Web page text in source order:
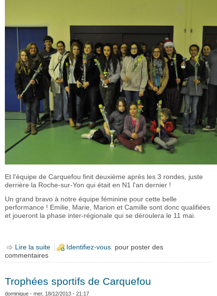
Et l'équipe de Carquefou finit deuxième après les 3 rondes, juste
derrière la Roche-sur-Yon qui était en N1 l'an dernier !
Un grand bravo à notre équipe féminine pour cette belle
performance ! Emilie, Marie, Marion et Camille sont donc qualifiées
et joueront la phase inter-régionale qui se déroulera le 11 mai.
Lire la suite de Phase régionale N2 féminines: Carquefou finit
Identifiez-vous pour poster des
commentaires
Trophées sportifs de Carquefou
dominique - mer, 18/12/2013 - 21:17